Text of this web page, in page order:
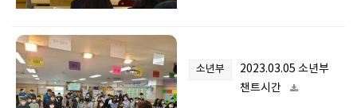
소년부
2023.03.05 소년부
챈트시간